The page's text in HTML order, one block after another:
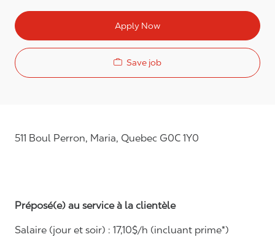
Apply Now
Save job
511 Boul Perron, Maria, Quebec G0C 1Y0
Préposé(e) au service à la clientèle
Salaire (jour et soir) : 17,10$/h (incluant prime*)